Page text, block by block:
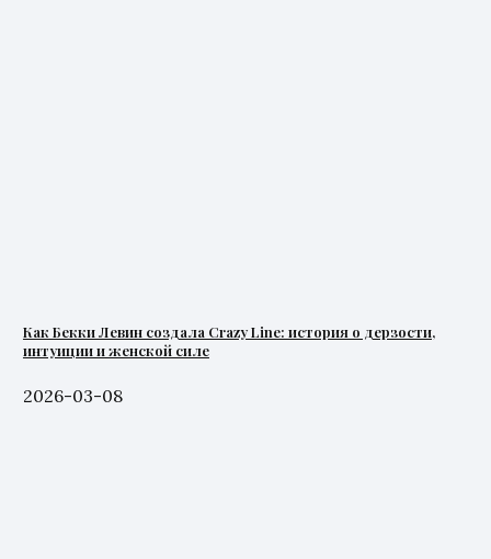
Как Бекки Левин создала Crazy Line: история о дерзости,
интуиции и женской силе
2026-03-08